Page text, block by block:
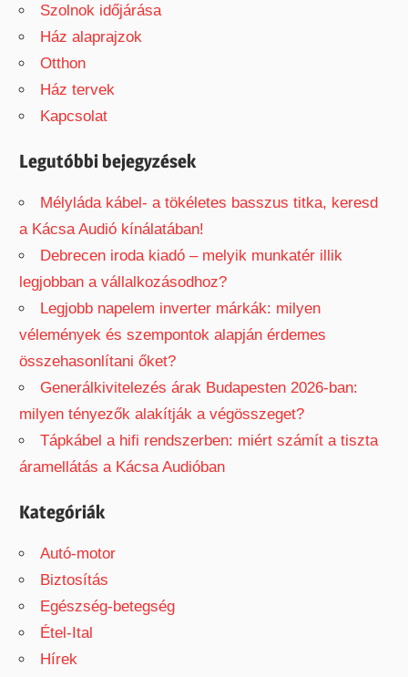
r
Szolnok időjárása
Ház alaprajzok
Otthon
Ház tervek
Kapcsolat
Legutóbbi bejegyzések
Mélyláda kábel- a tökéletes basszus titka, keresd
a Kácsa Audió kínálatában!
Debrecen iroda kiadó – melyik munkatér illik
legjobban a vállalkozásodhoz?
Legjobb napelem inverter márkák: milyen
vélemények és szempontok alapján érdemes
összehasonlítani őket?
Generálkivitelezés árak Budapesten 2026-ban:
milyen tényezők alakítják a végösszeget?
Tápkábel a hifi rendszerben: miért számít a tiszta
áramellátás a Kácsa Audióban
Kategóriák
Autó-motor
Biztosítás
Egészség-betegség
Étel-Ital
Hírek